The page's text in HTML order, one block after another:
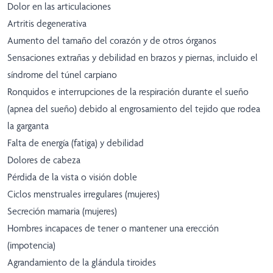
Dolor en las articulaciones
Artritis degenerativa
Aumento del tamaño del corazón y de otros órganos
Sensaciones extrañas y debilidad en brazos y piernas, incluido el
síndrome del túnel carpiano
Ronquidos e interrupciones de la respiración durante el sueño
(apnea del sueño) debido al engrosamiento del tejido que rodea
la garganta
Falta de energía (fatiga) y debilidad
Dolores de cabeza
Pérdida de la vista o visión doble
Ciclos menstruales irregulares (mujeres)
Secreción mamaria (mujeres)
Hombres incapaces de tener o mantener una erección
(impotencia)
Agrandamiento de la glándula tiroides